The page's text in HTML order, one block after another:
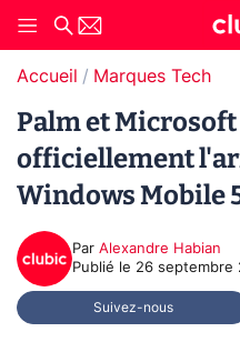
Accueil Marques Tech
Palm et
officiellement
Windows Mobile
Par Alexandre Habian
Publié le 26 septembre
Suivez-nous